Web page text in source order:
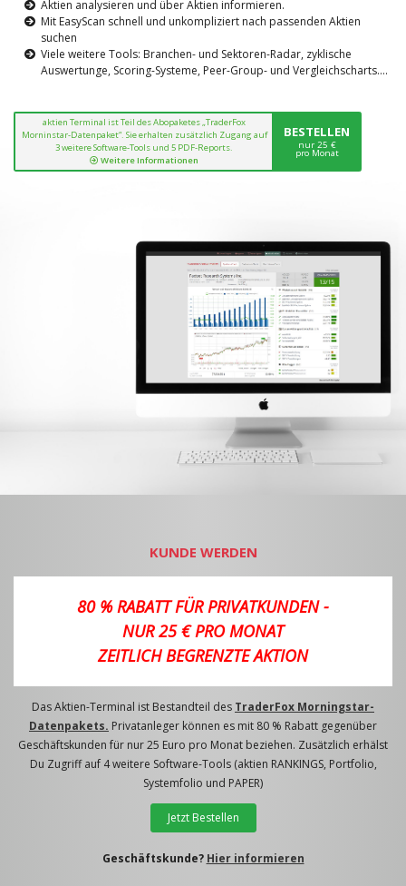
Aktien analysieren und über Aktien informieren.
Mit EasyScan schnell und unkompliziert nach passenden Aktien
suchen
Viele weitere Tools: Branchen- und Sektoren-Radar, zyklische
Auswertunge, Scoring-Systeme, Peer-Group- und Vergleichscharts....
aktien Terminal ist Teil des Abopaketes „TraderFox
Morninstar-Datenpaket“. Sie erhalten zusätzlich Zugang auf
3 weitere Software-Tools und 5 PDF-Reports.
Weitere Informationen
BESTELLEN
nur 25 €
pro Monat
KUNDE WERDEN
80 % RABATT FÜR PRIVATKUNDEN -
NUR 25 € PRO MONAT
ZEITLICH BEGRENZTE AKTION
Das Aktien-Terminal ist Bestandteil des TraderFox Morningstar-
Datenpakets. Privatanleger können es mit 80 % Rabatt gegenüber
Geschäftskunden für nur 25 Euro pro Monat beziehen. Zusätzlich erhälst
Du Zugriff auf 4 weitere Software-Tools (aktien RANKINGS, Portfolio,
Systemfolio und PAPER)
Jetzt Bestellen
Geschäftskunde? Hier informieren